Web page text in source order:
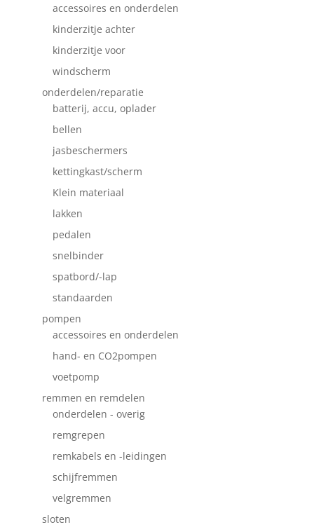
accessoires en onderdelen
kinderzitje achter
kinderzitje voor
windscherm
onderdelen/reparatie
batterij, accu, oplader
bellen
jasbeschermers
kettingkast/scherm
Klein materiaal
lakken
pedalen
snelbinder
spatbord/-lap
standaarden
pompen
accessoires en onderdelen
hand- en CO2pompen
voetpomp
remmen en remdelen
onderdelen - overig
remgrepen
remkabels en -leidingen
schijfremmen
velgremmen
sloten